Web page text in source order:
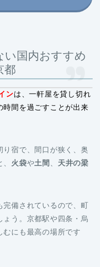
い国内おすすめ
都
ンは、一軒屋を貸し切れ
時間を過ごすことが出来
宿で、間口が狭く、奥
火袋や土間
天井の梁
完備されているので、町
う。京都駅や四条・烏
むにも最高の場所です